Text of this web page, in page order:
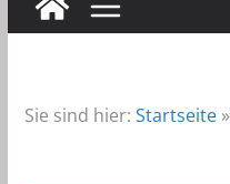
Sie sind hier: Startseite»